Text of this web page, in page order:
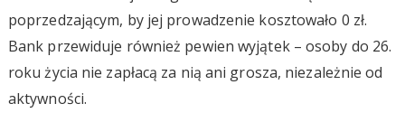
poprzedzającym, by jej prowadzenie kosztowało 0 zł.
Bank przewiduje również pewien wyjątek – osoby do 26.
roku życia nie zapłacą za nią ani grosza, niezależnie od
aktywności.